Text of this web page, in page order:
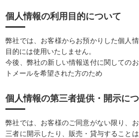
個人情報の利用目的について
弊社では、お客様からお預かりした個人
目的には使用いたしません。
今後、弊社の新しい情報送付に関しての
トメールを希望された方のため
個人情報の第三者提供・開示に
弊社では、お客様のご同意がない限り、
三者に開示したり、販売・貸与すること